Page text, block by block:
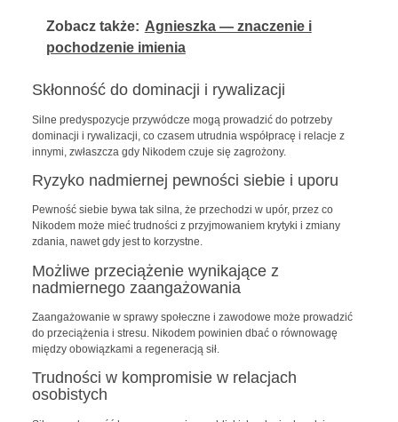
Zobacz także: Agnieszka — znaczenie i
pochodzenie imienia
Skłonność do dominacji i rywalizacji
Silne predyspozycje przywódcze mogą prowadzić do potrzeby
dominacji i rywalizacji, co czasem utrudnia współpracę i relacje z
innymi, zwłaszcza gdy Nikodem czuje się zagrożony.
Ryzyko nadmiernej pewności siebie i uporu
Pewność siebie bywa tak silna, że przechodzi w upór, przez co
Nikodem może mieć trudności z przyjmowaniem krytyki i zmiany
zdania, nawet gdy jest to korzystne.
Możliwe przeciążenie wynikające z
nadmiernego zaangażowania
Zaangażowanie w sprawy społeczne i zawodowe może prowadzić
do przeciążenia i stresu. Nikodem powinien dbać o równowagę
między obowiązkami a regeneracją sił.
Trudności w kompromisie w relacjach
osobistych